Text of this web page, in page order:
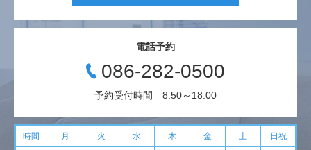
電話予約
086-282-0500
予約受付時間 8:50～18:00
時間 月 火 水 木 金 土 日祝